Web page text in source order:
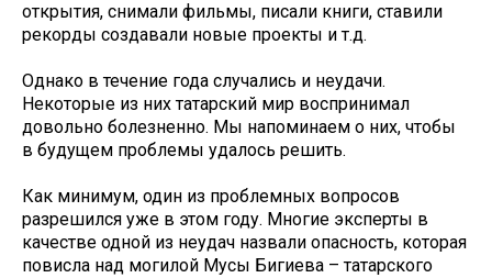
открытия, снимали фильмы, писали книги, ставили
рекорды создавали новые проекты и т.д.
Однако в течение года случались и неудачи.
Некоторые из них татарский мир воспринимал
довольно болезненно. Мы напоминаем о них, чтобы
в будущем проблемы удалось решить.
Как минимум, один из проблемных вопросов
разрешился уже в этом году. Многие эксперты в
качестве одной из неудач назвали опасность, которая
повисла над могилой Мусы Бигиева – татарского